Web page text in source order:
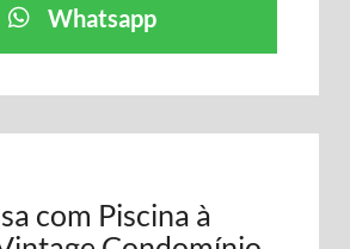
Whatsapp
com Piscina à